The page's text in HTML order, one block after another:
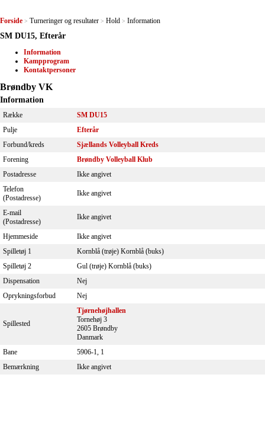
Forside > Turneringer og resultater > Hold > Information
SM DU15, Efterår
Information
Kampprogram
Kontaktpersoner
Brøndby VK
Information
Række
SM DU15
Pulje
Efterår
Forbund/kreds
Sjællands Volleyball Kreds
Forening
Brøndby Volleyball Klub
Postadresse
Ikke angivet
Telefon
(Postadresse)
Ikke angivet
E-mail
(Postadresse)
Ikke angivet
Hjemmeside
Ikke angivet
Spilletøj 1
Kornblå (trøje) Kornblå (buks)
Spilletøj 2
Gul (trøje) Kornblå (buks)
Dispensation
Nej
Oprykningsforbud
Nej
Spillested
Tjørnehøjhallen
Tornehøj 3
2605 Brøndby
Danmark
Bane
5906-1, 1
Bemærkning
Ikke angivet